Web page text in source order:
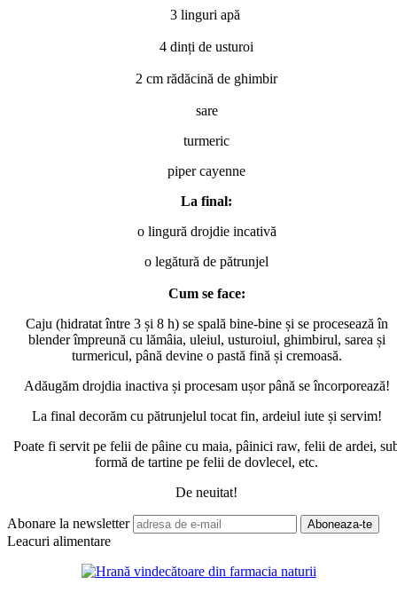
3 linguri apă
4 dinți de usturoi
2 cm rădăcină de ghimbir
sare
turmeric
piper cayenne
La final:
o lingură drojdie incativă
o legătură de pătrunjel
Cum se face:
Caju (hidratat între 3 și 8 h) se spală bine-bine și se procesează în
blender împreună cu lămâia, uleiul, usturoiul, ghimbirul, sarea și
turmericul, până devine o pastă fină și cremoasă.
Adăugăm drojdia inactiva și procesam ușor până se încorporează!
La final decorăm cu pătrunjelul tocat fin, ardeiul iute și servim!
Poate fi servit pe felii de pâine cu maia, pâinici raw, felii de ardei,
formă de tartine pe felii de dovlecel, etc.
De neuitat!
Abonare la newsletter
Leacuri alimentare